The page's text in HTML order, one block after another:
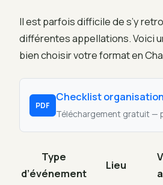
Il est parfois difficile de s’y
différentes appellations. Voici
bien choisir votre format en
PDF
Checklist
Téléchargement gratuit —
Type
d’événement
Lieu